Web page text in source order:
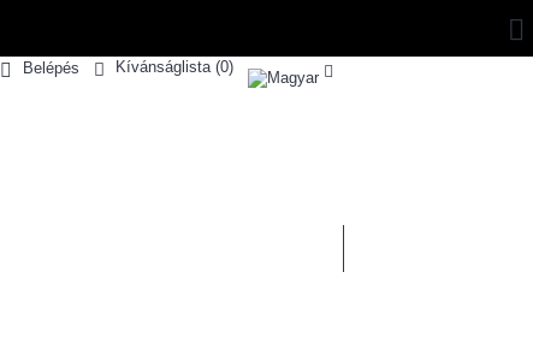
Belépés Kívánságlista (0)